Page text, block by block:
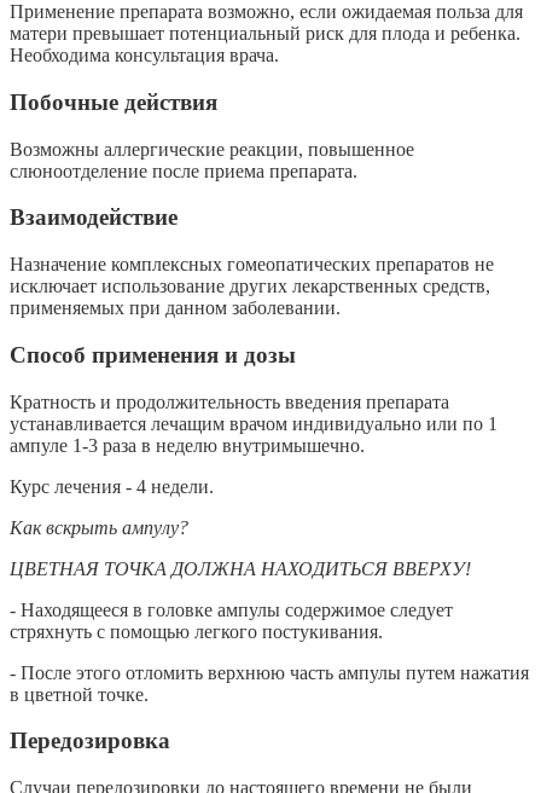
Применение препарата возможно, если ожидаемая польза для
матери превышает потенциальный риск для плода и ребенка.
Необходима консультация врача.
Побочные действия
Возможны аллергические реакции, повышенное
слюноотделение после приема препарата.
Взаимодействие
Назначение комплексных гомеопатических препаратов не
исключает использование других лекарственных средств,
применяемых при данном заболевании.
Способ применения и дозы
Кратность и продолжительность введения препарата
устанавливается лечащим врачом индивидуально или по 1
ампуле 1-3 раза в неделю внутримышечно.
Курс лечения - 4 недели.
Как вскрыть ампулу?
ЦВЕТНАЯ ТОЧКА ДОЛЖНА НАХОДИТЬСЯ ВВЕРХУ!
- Находящееся в головке ампулы содержимое следует
стряхнуть с помощью легкого постукивания.
- После этого отломить верхнюю часть ампулы путем нажатия
в цветной точке.
Передозировка
Случаи передозировки до настоящего времени не были